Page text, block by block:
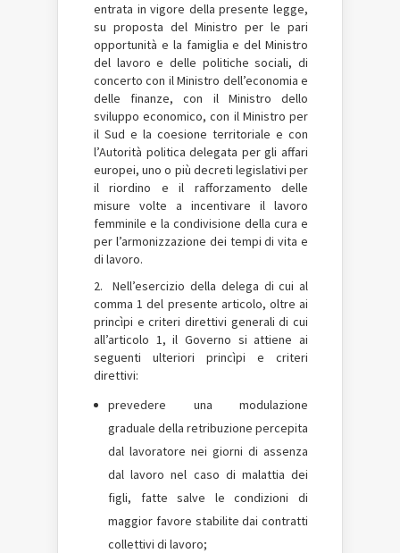
entrata in vigore della presente legge,
su proposta del Ministro per le pari
opportunità e la famiglia e del Ministro
del lavoro e delle politiche sociali, di
concerto con il Ministro dell’economia e
delle finanze, con il Ministro dello
sviluppo economico, con il Ministro per
il Sud e la coesione territoriale e con
l’Autorità politica delegata per gli affari
europei, uno o più decreti legislativi per
il riordino e il rafforzamento delle
misure volte a incentivare il lavoro
femminile e la condivisione della cura e
per l’armonizzazione dei tempi di vita e
di lavoro.
2. Nell’esercizio della delega di cui al
comma 1 del presente articolo, oltre ai
princìpi e criteri direttivi generali di cui
all’articolo 1, il Governo si attiene ai
seguenti ulteriori princìpi e criteri
direttivi:
prevedere una modulazione
graduale della retribuzione percepita
dal lavoratore nei giorni di assenza
dal lavoro nel caso di malattia dei
figli, fatte salve le condizioni di
maggior favore stabilite dai contratti
collettivi di lavoro;